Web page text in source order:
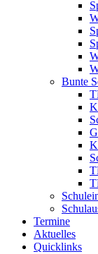
Bunte
Termine
Aktuelles
Quicklinks